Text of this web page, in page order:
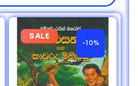
SALE
-10%